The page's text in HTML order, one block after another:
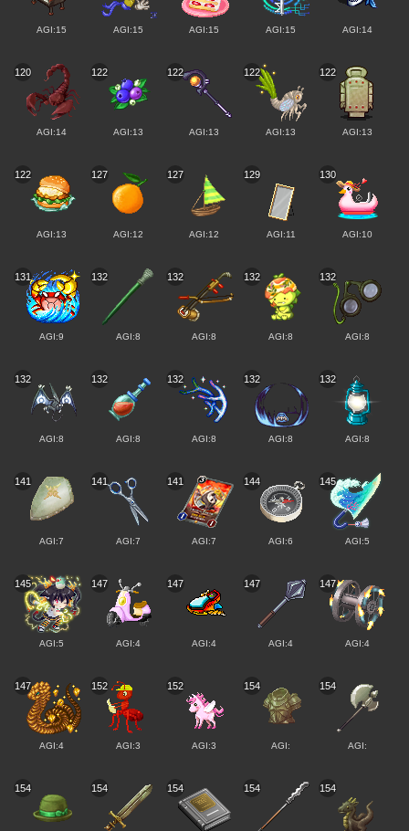
AGI:15 AGI:15 AGI:15 AGI:15 AGI:14
120
AGI:14
122
AGI:13
122
AGI:13
122
AGI:13
122
AGI:13
122
AGI:13
127
AGI:12
127
AGI:12
129
AGI:11
130
AGI:10
131
AGI:9
132
AGI:8
132
AGI:8
132
AGI:8
132
AGI:8
132
AGI:8
132
AGI:8
132
AGI:8
132
AGI:8
132
AGI:8
141
AGI:7
141
AGI:7
141
AGI:7
144
AGI:6
145
AGI:5
145
AGI:5
147
AGI:4
147
AGI:4
147
AGI:4
147
AGI:4
147
AGI:4
152
AGI:3
152
AGI:3
154
AGI:
154
AGI:
154 154 154 154 154